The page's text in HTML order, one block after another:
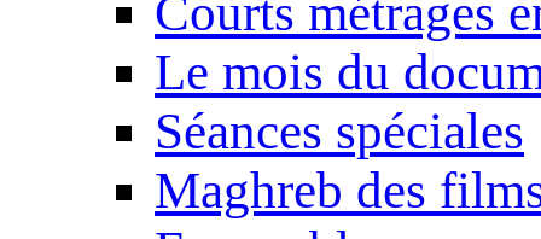
Courts métrages
Le mois du
Séances spéciales
Maghreb des